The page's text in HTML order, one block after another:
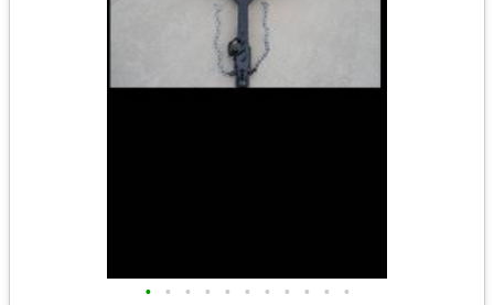
• • • • • • • • • • •